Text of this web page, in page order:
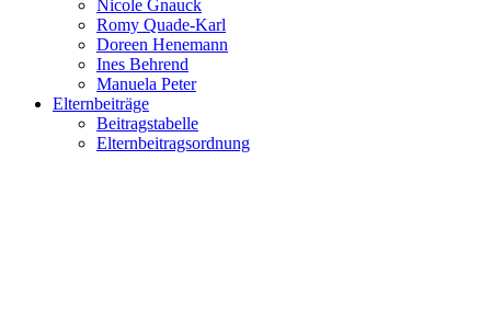
Nicole Gnauck
Romy Quade-Karl
Doreen Henemann
Ines Behrend
Manuela Peter
Elternbeiträge
Beitragstabelle
Elternbeitragsordnung